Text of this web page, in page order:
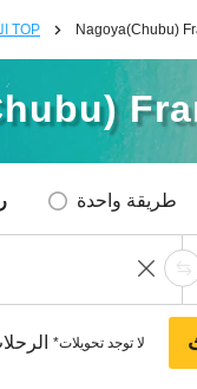
الرحلات الجوية الدولية TOP
طريقة واحدة
*لا توجد تحويلات